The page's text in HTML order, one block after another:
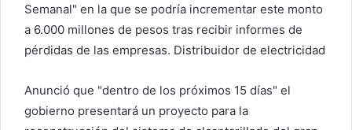
l
e
c
r
ó
Semanal" en la que se podría incrementar este monto
a 6.000 millones de pesos tras recibir informes de
pérdidas de las empresas. Distribuidor de electricidad
Anunció que "dentro de los próximos 15 días" el
gobierno presentará un proyecto para la